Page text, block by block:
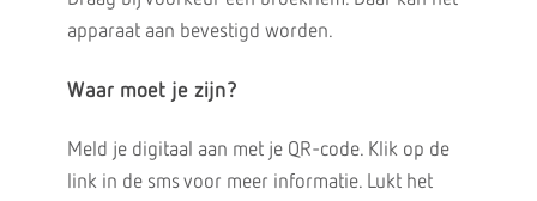
apparaat aan bevestigd worden.
Waar moet je zijn?
Meld je digitaal aan met je QR-code. Klik op de
link in de sms voor meer informatie. Lukt het